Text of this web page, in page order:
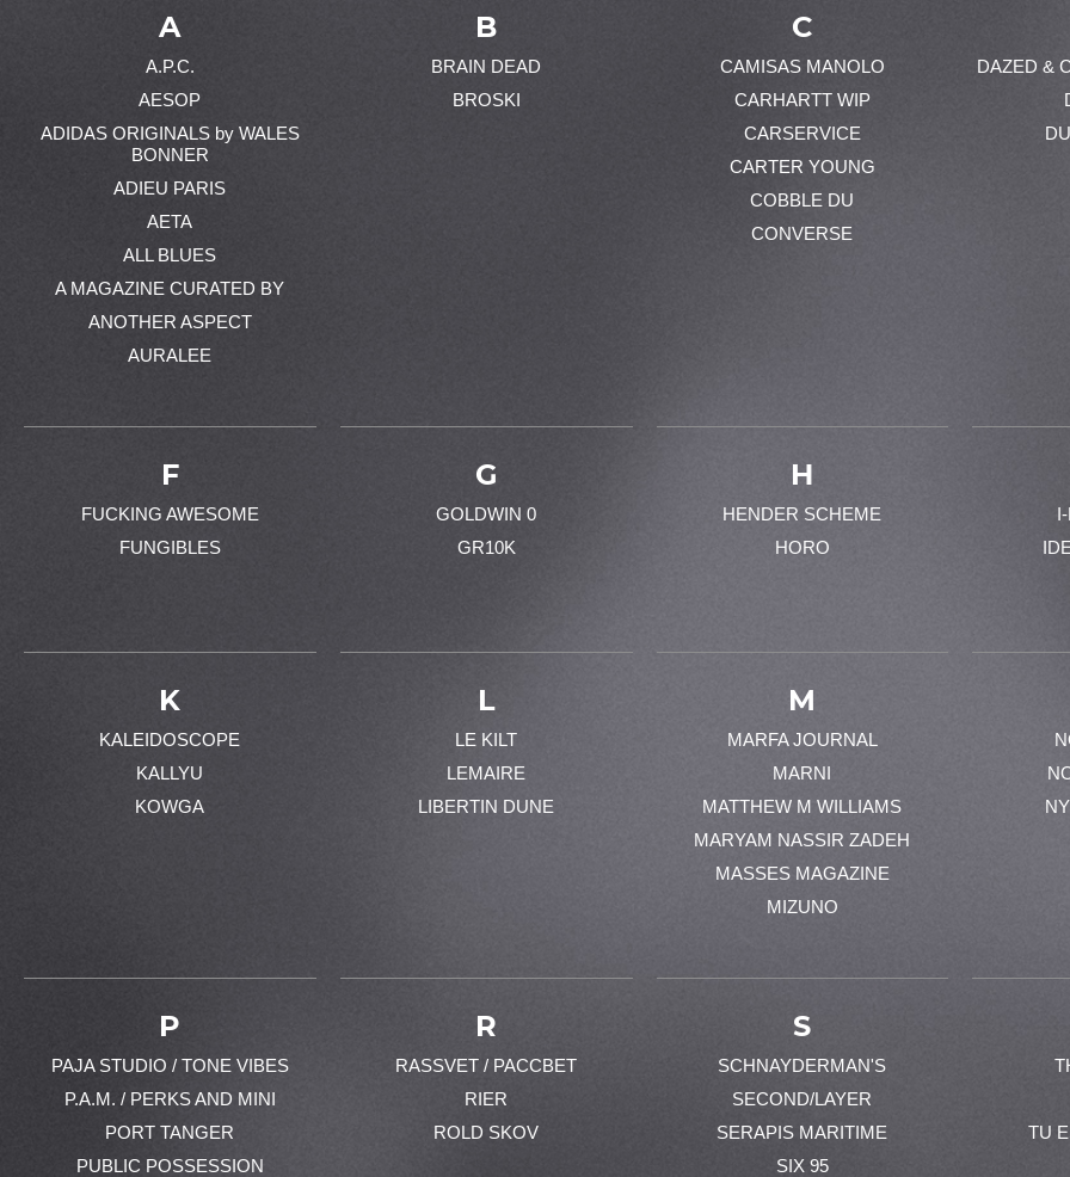
A
A.P.C.
AESOP
ADIDAS ORIGINALS by WALES
BONNER
ADIEU PARIS
AETA
ALL BLUES
A MAGAZINE CURATED BY
ANOTHER ASPECT
AURALEE
B
BRAIN DEAD
BROSKI
C
CAMISAS MANOLO
CARHARTT WIP
CARSERVICE
CARTER YOUNG
COBBLE DU
CONVERSE
DAZED &
F
FUCKING AWESOME
FUNGIBLES
G
GOLDWIN 0
GR10K
H
HENDER SCHEME
HORO
K
KALEIDOSCOPE
KALLYU
KOWGA
L
LE KILT
LEMAIRE
LIBERTIN DUNE
M
MARFA JOURNAL
MARNI
MATTHEW M WILLIAMS
MARYAM NASSIR ZADEH
MASSES MAGAZINE
MIZUNO
P
PAJA STUDIO / TONE VIBES
P.A.M. / PERKS AND MINI
PORT TANGER
PUBLIC POSSESSION
R
RASSVET / PACCBET
RIER
ROLD SKOV
S
SCHNAYDERMAN'S
SECOND/LAYER
SERAPIS MARITIME
SIX 95
TU